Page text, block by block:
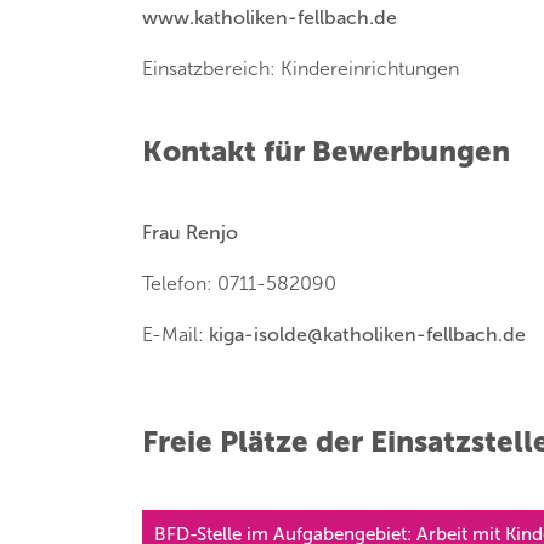
www.katholiken-fellbach.de
Einsatzbereich: Kindereinrichtungen
Kontakt für Bewerbungen
Frau Renjo
Telefon: 0711-582090
E-Mail: kiga-isolde@katholiken-fellbach.de
Freie Plätze der
BFD-Stelle im Aufgabengebiet: Arbeit mit